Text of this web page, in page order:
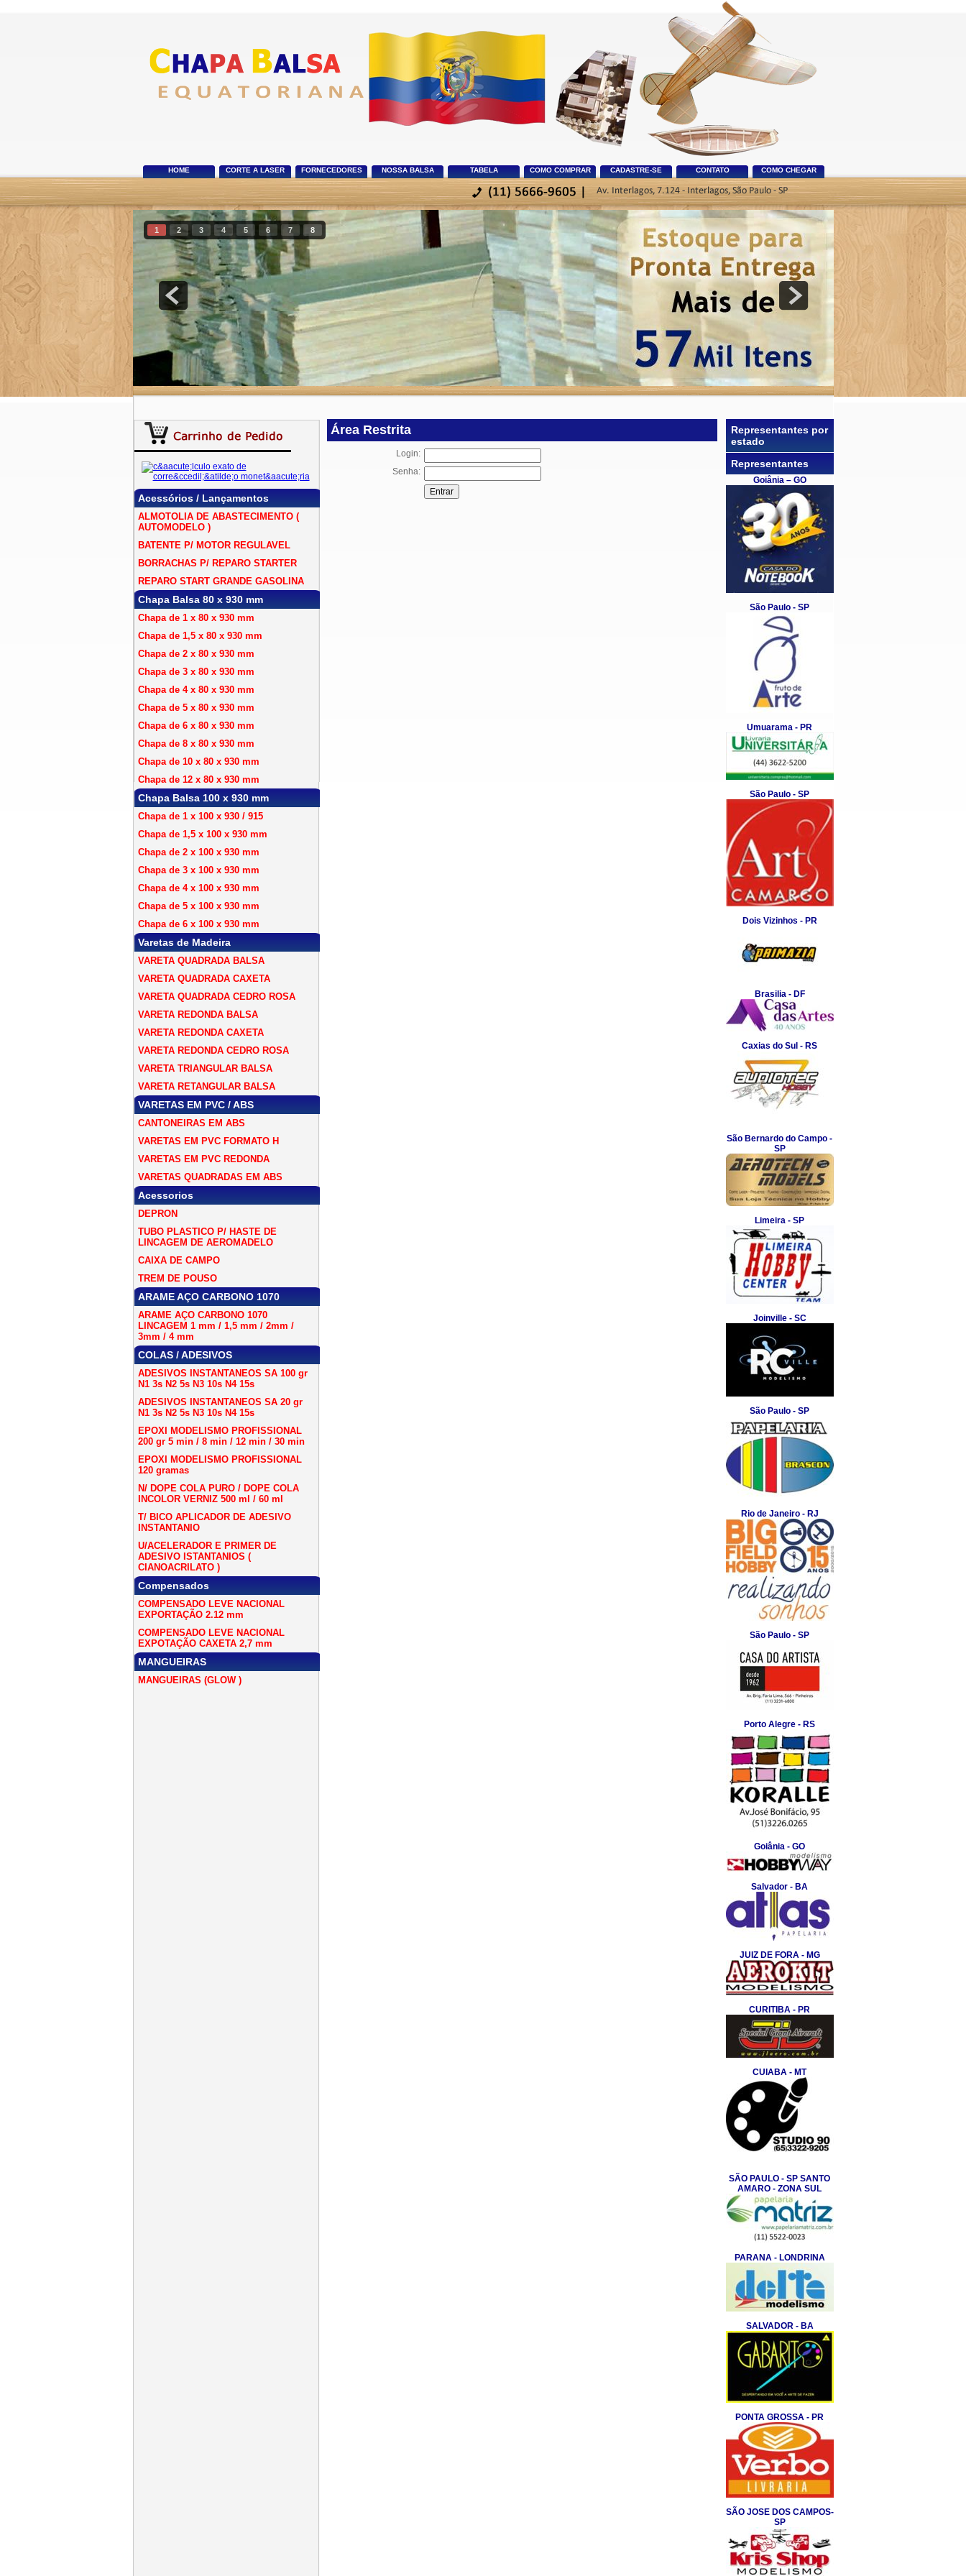
HOME CORTE A LASER FORNECEDORES NOSSA BALSA TABELA COMO COMPRAR CADASTRE-SE CONTATO COMO CHEGAR
1 2 3 4 5 6 7 8
Acessórios / Lançamentos
ALMOTOLIA DE ABASTECIMENTO (
AUTOMODELO )
BATENTE P/ MOTOR REGULAVEL
BORRACHAS P/ REPARO STARTER
REPARO START GRANDE GASOLINA
Chapa Balsa 80 x 930 mm
Chapa de 1 x 80 x 930 mm
Chapa de 1,5 x 80 x 930 mm
Chapa de 2 x 80 x 930 mm
Chapa de 3 x 80 x 930 mm
Chapa de 4 x 80 x 930 mm
Chapa de 5 x 80 x 930 mm
Chapa de 6 x 80 x 930 mm
Chapa de 8 x 80 x 930 mm
Chapa de 10 x 80 x 930 mm
Chapa de 12 x 80 x 930 mm
Chapa Balsa 100 x 930 mm
Chapa de 1 x 100 x 930 / 915
Chapa de 1,5 x 100 x 930 mm
Chapa de 2 x 100 x 930 mm
Chapa de 3 x 100 x 930 mm
Chapa de 4 x 100 x 930 mm
Chapa de 5 x 100 x 930 mm
Chapa de 6 x 100 x 930 mm
Varetas de Madeira
VARETA QUADRADA BALSA
VARETA QUADRADA CAXETA
VARETA QUADRADA CEDRO ROSA
VARETA REDONDA BALSA
VARETA REDONDA CAXETA
VARETA REDONDA CEDRO ROSA
VARETA TRIANGULAR BALSA
VARETA RETANGULAR BALSA
VARETAS EM PVC / ABS
CANTONEIRAS EM ABS
VARETAS EM PVC FORMATO H
VARETAS EM PVC REDONDA
VARETAS QUADRADAS EM ABS
Acessorios
DEPRON
TUBO PLASTICO P/ HASTE DE
LINCAGEM DE AEROMADELO
CAIXA DE CAMPO
TREM DE POUSO
ARAME AÇO CARBONO 1070
ARAME AÇO CARBONO 1070
LINCAGEM 1 mm / 1,5 mm / 2mm /
3mm / 4 mm
COLAS / ADESIVOS
ADESIVOS INSTANTANEOS SA 100 gr
N1 3s N2 5s N3 10s N4 15s
ADESIVOS INSTANTANEOS SA 20 gr
N1 3s N2 5s N3 10s N4 15s
EPOXI MODELISMO PROFISSIONAL
200 gr 5 min / 8 min / 12 min / 30 min
EPOXI MODELISMO PROFISSIONAL
120 gramas
N/ DOPE COLA PURO / DOPE COLA
INCOLOR VERNIZ 500 ml / 60 ml
T/ BICO APLICADOR DE ADESIVO
INSTANTANIO
U/ACELERADOR E PRIMER DE
ADESIVO ISTANTANIOS (
CIANOACRILATO )
Compensados
COMPENSADO LEVE NACIONAL
EXPORTAÇÃO 2.12 mm
COMPENSADO LEVE NACIONAL
EXPOTAÇÃO CAXETA 2,7 mm
MANGUEIRAS
MANGUEIRAS (GLOW )
Área Restrita
Login:
Senha:
Representantes por
estado
Representantes
Goiânia – GO
São Paulo - SP
Umuarama - PR
São Paulo - SP
Dois Vizinhos - PR
Brasilia - DF
Caxias do Sul - RS
São Bernardo do Campo -
SP
Limeira - SP
Joinville - SC
São Paulo - SP
Rio de Janeiro - RJ
São Paulo - SP
Porto Alegre - RS
Goiânia - GO
Salvador - BA
JUIZ DE FORA - MG
CURITIBA - PR
CUIABA - MT
SÃO PAULO - SP SANTO
AMARO - ZONA SUL
PARANA - LONDRINA
SALVADOR - BA
PONTA GROSSA - PR
SÃO JOSE DOS CAMPOS-
SP